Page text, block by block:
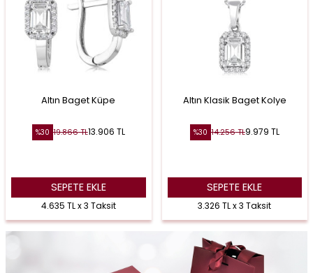
Altın Baget Küpe
%30 19.866TL13.906 TL
SEPETE EKLE
4.635 TL x 3 Taksit
Altın Klasik Baget Kolye
%30 14.256TL9.979 TL
SEPETE EKLE
3.326 TL x 3 Taksit